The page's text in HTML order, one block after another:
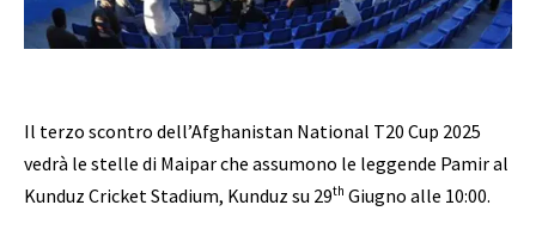
Il terzo scontro dell’Afghanistan National T20 Cup 2025
vedrà le stelle di Maipar che assumono le leggende Pamir al
Kunduz Cricket Stadium, Kunduz su 29th Giugno alle 10:00.